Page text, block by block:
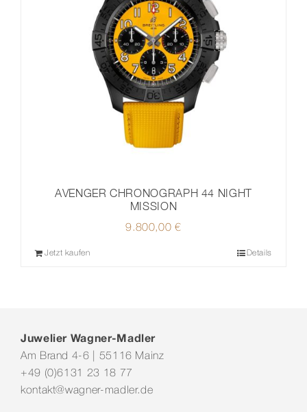
AVENGER CHRONOGRAPH 44 NIGHT
MISSION
9.800,00€
Jetzt kaufen Details
Juwelier Wagner-Madler
Am Brand 4-6 | 55116 Mainz
+49 (0)6131 23 18 77
kontakt@wagner-madler.de